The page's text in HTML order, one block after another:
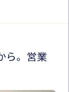
ら。営業